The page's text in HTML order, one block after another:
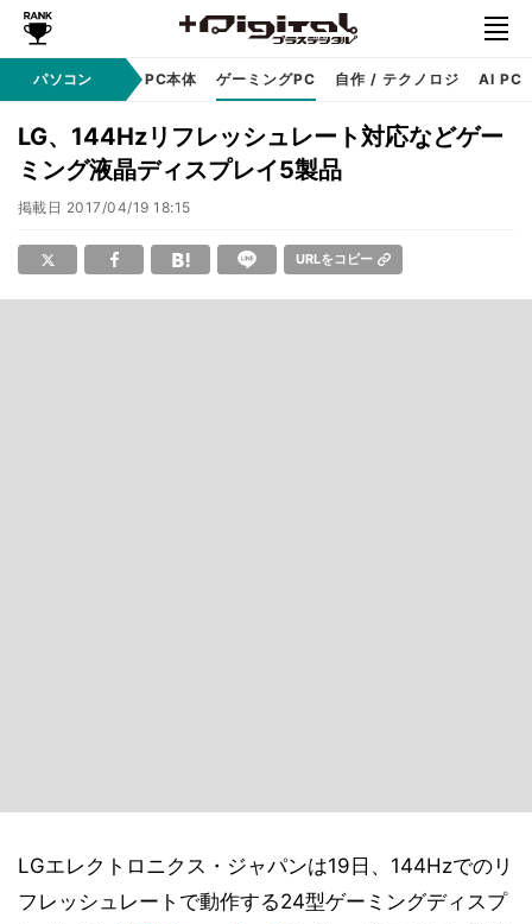
パソコンアップル PC本体 ゲーミングPC 自作 / テクノロジ AI PC
LG、144Hzリフレッシュレート対応などゲー
ミング液晶ディスプレイ5製品
掲載日 2017/04/19 18:15
URLをコピー
LGエレクトロニクス・ジャパンは19日、144Hzでのリ
フレッシュレートで動作する24型ゲーミングディスプ